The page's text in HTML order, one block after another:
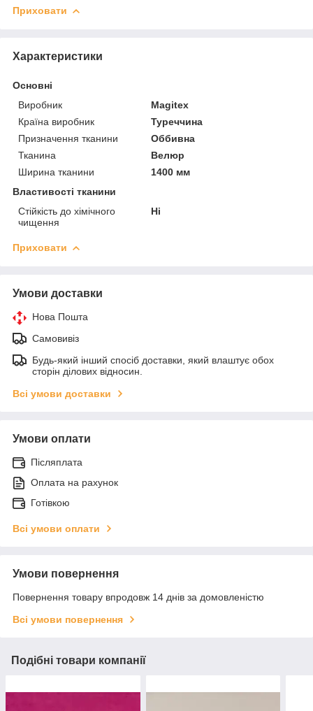
Приховати
Характеристики
Основні
Виробник
Magitex
Країна виробник
Туреччина
Призначення тканини
Оббивна
Тканина
Велюр
Ширина тканини
1400 мм
Властивості тканини
Стійкість до хімічного
чищення
Ні
Приховати
Умови доставки
Нова Пошта
Самовивіз
Будь-який інший спосіб доставки, який влаштує обох
сторін ділових відносин.
Всі умови доставки
Умови оплати
Післяплата
Оплата на рахунок
Готівкою
Всі умови оплати
Умови повернення
Повернення товару впродовж 14 днів за домовленістю
Всі умови повернення
Подібні товари компанії